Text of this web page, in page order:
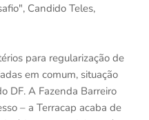
Candido Teles,
para regularização de
em comum, situação
DF. A Fazenda Barreiro
– a Terracap acaba de